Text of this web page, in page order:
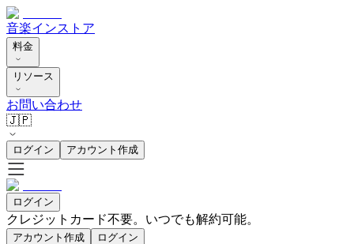
音楽インストア
料金
リソース
お問い合わせ
🇯🇵
ログイン アカウント作成
ログイン
クレジットカード不要。いつでも解約可能。
アカウント作成 ログイン